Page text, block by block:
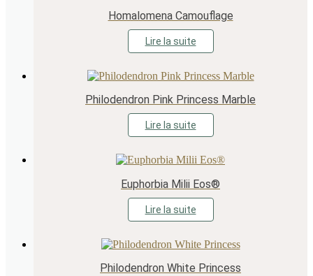
Homalomena Camouflage
Lire la suite
Philodendron Pink Princess Marble
Lire la suite
Euphorbia Milii Eos®
Lire la suite
Philodendron White Princess